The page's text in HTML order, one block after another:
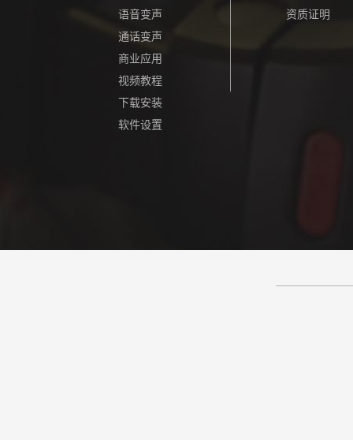
语音变声
通话变声
商业应用
视频教程
下载安装
软件设置
资质证明